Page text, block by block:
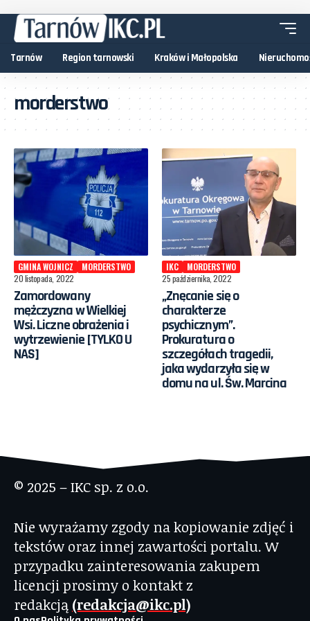
Tarnów Region tarnowski Kraków i Małopolska
morderstwo
GMINA WOJNICZ
MORDERSTWO
20 listopada, 2022
Zamordowany
mężczyzna w Wielkiej
Wsi. Liczne obrażenia i
wytrzewienie [TYLKO U
NAS]
IKC
MORDERSTWO
25 października, 2022
„Znęcanie się o
charakterze
psychicznym”.
Prokuratura o
szczegółach tragedii,
jaka wydarzyła się w
domu na ul. Św. Marcina
© 2025 – IKC sp. z o.o.
Nie wyrażamy zgody na kopiowanie zdjęć i
tekstów oraz innej zawartości portalu. W
przypadku zainteresowania zakupem
licencji prosimy o kontakt z
redakcją (redakcja@ikc.pl)